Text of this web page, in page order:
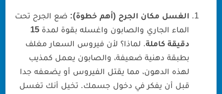
الغسل مكان الجرح (أهم خطوة): ضع الجرح تحت
الماء الجاري والصابون واغسله بقوة لمدة15
دقيقة كاملة. لماذا؟ لأن فيروس السعار مغلف
بطبقة دهنية ضعيفة، والصابون يعمل كمذيب
لهذه الدهون، مما يقتل الفيروس أو يضعفه جدا
قبل أن يفكر في دخول جسمك. تخيل أنك تغسل